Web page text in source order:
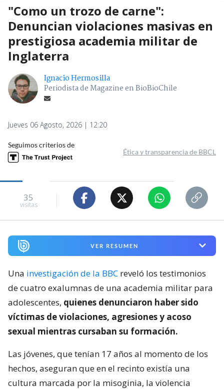
"Como un trozo de carne":
Denuncian violaciones masivas en
prestigiosa academia militar de
Inglaterra
Ignacio Hermosilla
Periodista de Magazine en BioBioChile
Jueves 06 Agosto, 2026 | 12:20
Seguimos criterios de
Ética y transparencia de BBCL
35
visitas
VER RESUMEN
Una investigación de la BBC reveló los testimonios
de cuatro exalumnas de una academia militar para
adolescentes, quienes denunciaron haber sido
víctimas de violaciones, agresiones y acoso
sexual mientras cursaban su formación.
Las jóvenes, que tenían 17 años al momento de los
hechos, aseguran que en el recinto existía una
cultura marcada por la misoginia, la violencia